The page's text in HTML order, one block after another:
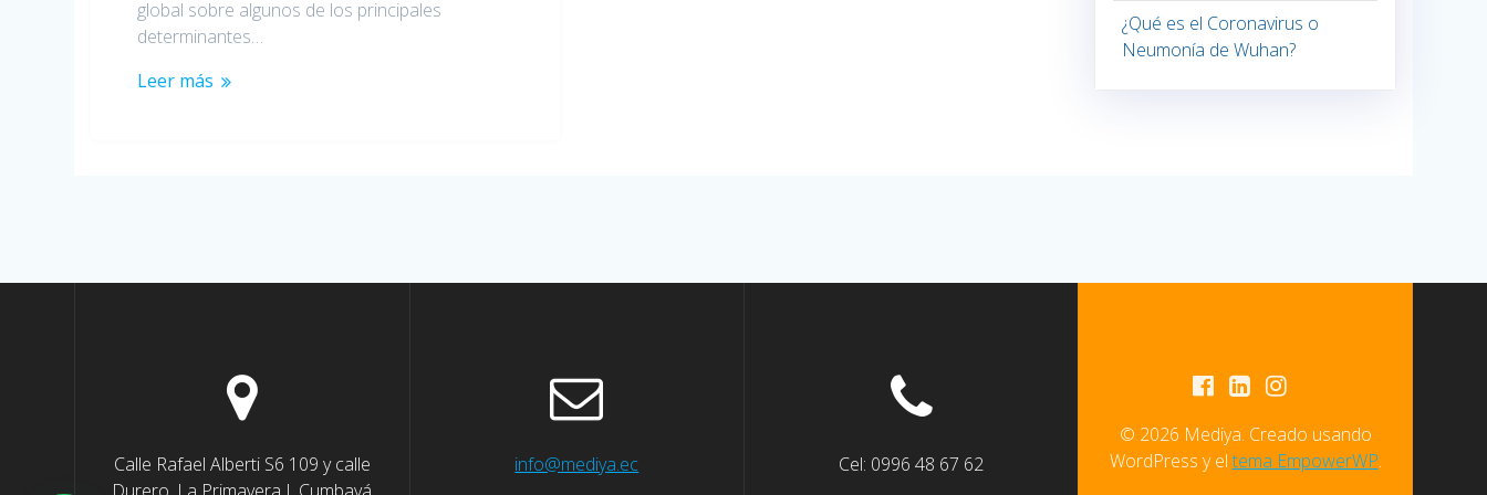
global sobre algunos de los principales
determinantes…
Leer más
¿Qué es el Coronavirus o
Neumonía de Wuhan?
Calle Rafael Alberti S6 109 y calle
info@mediya.ec Cel: 0996 48 67 62
© 2026 Mediya. Creado usando
WordPress y eltema EmpowerWP.